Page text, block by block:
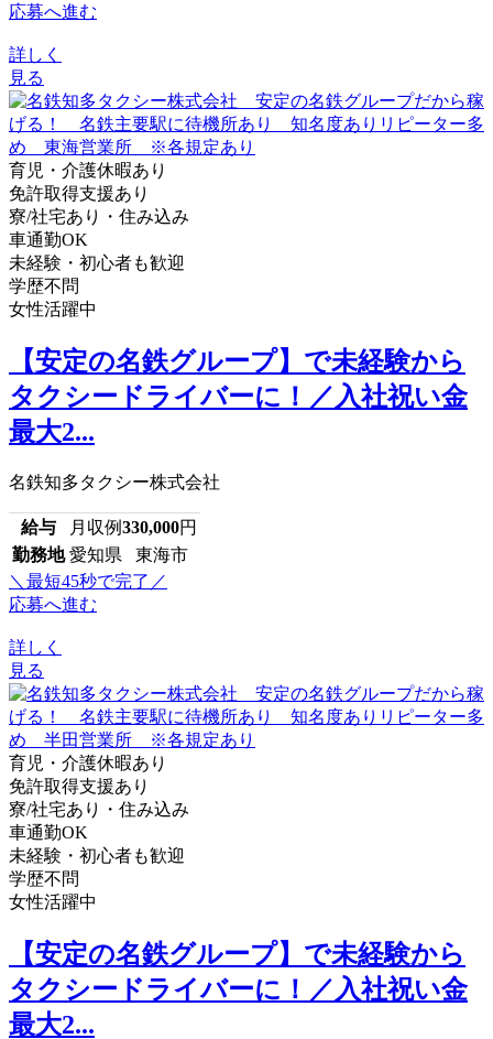
応募へ進む
詳しく
見る
育児・介護休暇あり
免許取得支援あり
寮/社宅あり・住み込み
車通勤OK
未経験・初心者も歓迎
学歴不問
女性活躍中
【安定の名鉄グループ】で未経験から
タクシードライバーに！／入社祝い金
最大2...
名鉄知多タクシー株式会社
給与 月収例330,000円
勤務地 愛知県 東海市
＼最短45秒で完了／
応募へ進む
詳しく
見る
育児・介護休暇あり
免許取得支援あり
寮/社宅あり・住み込み
車通勤OK
未経験・初心者も歓迎
学歴不問
女性活躍中
【安定の名鉄グループ】で未経験から
タクシードライバーに！／入社祝い金
最大2...